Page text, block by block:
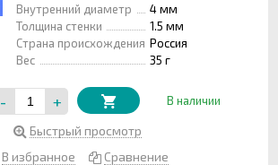
Внутренний диаметр
4 мм
Толщина стенки
1.5 мм
Страна происхождения Россия
Вес
35 г
- + В наличии
Быстрый просмотр
В избранное
Сравнение